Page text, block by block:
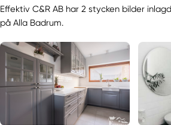
Effektiv C&R AB har 2 stycken bilder
på Alla Badrum.